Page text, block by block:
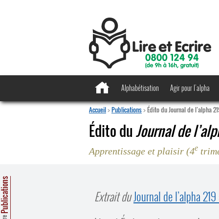
Alphabétisation Agir pour l’alpha
Accueil>Publications>Édito du Journal de l’alpha
Édito duJournal de
Apprentissage et plaisir (4e
Extrait duJournal de l’alpha